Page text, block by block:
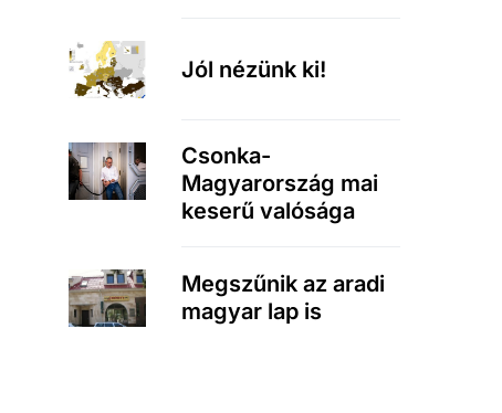
Jól nézünk ki!
Csonka-
Magyarország mai
keserű valósága
Megszűnik az aradi
magyar lap is